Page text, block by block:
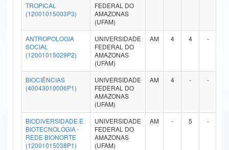
Ministério da Ciência, Tecnologia, Inovações e Comunicações
Ministério do Meio Ambiente
Ministério do Turismo
Ministério do Desenvolvimento Regional
Controladoria-Geral da União
Ministério da Mulher, da Família e dos Direitos Humanos
Secretaria-Geral
TROPICAL
(12001015003P3)
FEDERAL DO
AMAZONAS
(UFAM)
ANTROPOLOGIA
SOCIAL
(12001015029P2)
UNIVERSIDADE
FEDERAL DO
AMAZONAS
(UFAM)
AM 4 4 -
BIOCIÊNCIAS
(40043010006P1)
UNIVERSIDADE
FEDERAL DO
AMAZONAS
(UFAM)
AM 4 - -
BIODIVERSIDADE E
BIOTECNOLOGIA -
REDE BIONORTE
(12001015038P1)
UNIVERSIDADE
FEDERAL DO
AMAZONAS
(UFAM)
AM - 5 -